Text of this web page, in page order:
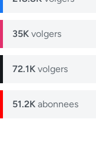
35K volgers
72.1K volgers
51.2K abonnees